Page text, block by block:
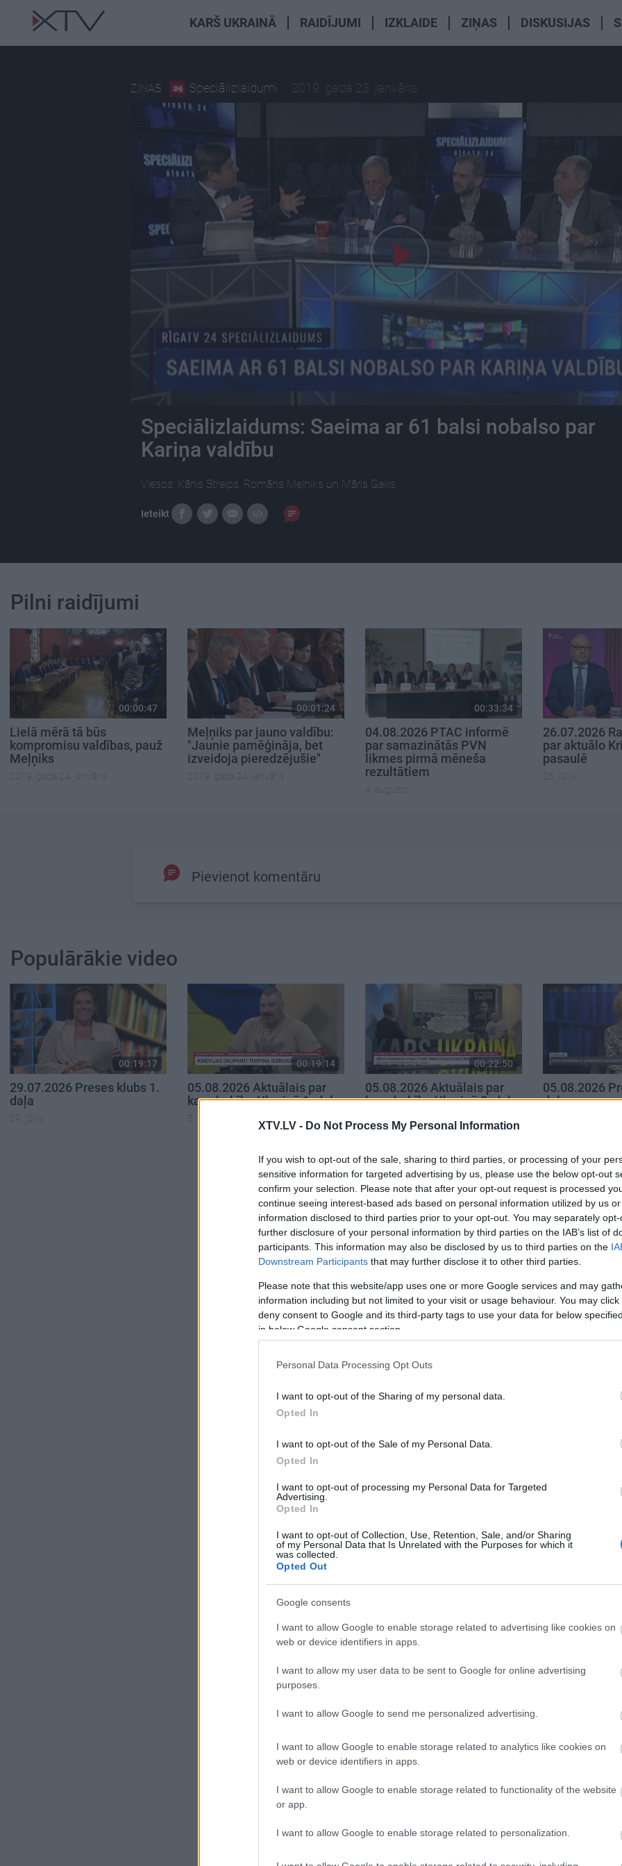
XTV.LV - Do Not Process My Personal Information
If you wish to opt-out of the sale, sharing to third parties, or processing of your
sensitive information for targeted advertising by us, please use the below opt-out
confirm your selection. Please note that after your opt-out request is processed
continue seeing interest-based ads based on personal information utilized by us
information disclosed to third parties prior to your opt-out. You may separately
further disclosure of your personal information by third parties on the IAB’s list of
participants. This information may also be disclosed by us to third parties on the
Downstream Participants that may further disclose it to other third parties.
Please note that this website/app uses one or more Google services and may
information including but not limited to your visit or usage behaviour. You may
deny consent to Google and its third-party tags to use your data for below
in below Google consent section.
Personal Data Processing Opt Outs
I want to opt-out of the Sharing of my personal data.
Opted In
I want to opt-out of the Sale of my Personal Data.
Opted In
I want to opt-out of processing my Personal Data for Targeted
Advertising.
Opted In
I want to opt-out of Collection, Use, Retention, Sale, and/or Sharing
of my Personal Data that Is Unrelated with the Purposes for which it
was collected.
Opted Out
Google consents
I want to allow Google to enable storage related to advertising like cookies on
web or device identifiers in apps.
I want to allow my user data to be sent to Google for online advertising
purposes.
I want to allow Google to send me personalized advertising.
I want to allow Google to enable storage related to analytics like cookies on
web or device identifiers in apps.
I want to allow Google to enable storage related to functionality of the website
or app.
I want to allow Google to enable storage related to personalization.
KARŠ UKRAINĀ RAIDĪJUMI IZKLAIDE ZIŅAS DISKUSIJAS
ZIŅAS Speciālizlaidumi 2019. gada 23. janvāris
Speciālizlaidums: Saeima ar 61 balsi nobalso par
Kariņa valdību
Viesos: Kārlis Streips, Romāns Meļņiks un Māris Gailis
Ieteikt
Pilni raidījumi
00:00:47
Lielā mērā tā būs
kompromisu valdības, pauž
Meļņiks
2019. gada 24. janvāris
00:01:24
Meļņiks par jauno valdību:
"Jaunie pamēģināja, bet
izveidoja pieredzējušie"
2019. gada 24. janvāris
00:33:34
04.08.2026 PTAC informē
par samazinātās PVN
likmes pirmā mēneša
rezultātiem
4. augusts
26.07.2026
par aktuālo
pasaulē
26. jūlijs
Pievienot komentāru
Populārākie video
00:19:17
29.07.2026 Preses klubs 1.
daļa
29. jūlijs
00:19:14
05.08.2026 Aktuālais par
karadarbību Ukrainā 1. daļa
5. augusts
00:22:50
05.08.2026 Aktuālais par
karadarbību Ukrainā 2. daļa
05.08.2026
daļa